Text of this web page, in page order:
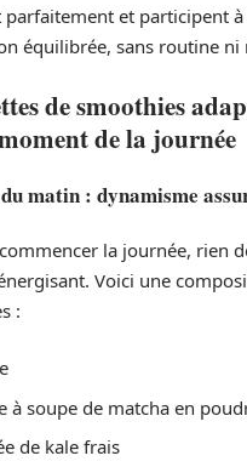
parfaitement et participent
équilibrée, sans routine ni
de smoothies
de la journée
matin : dynamisme
la journée, rien
Voici une
:
à soupe de matcha en
de kale frais